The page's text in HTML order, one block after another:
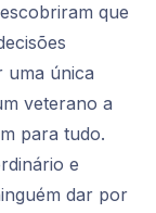
que
uma única
veterano a
para tudo.
e
dar por